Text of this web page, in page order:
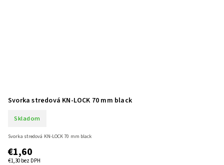
Svorka stredová KN-LOCK 70 mm black
Skladom
€1,30 bez DPH
€1,60
Svorka stredová KN-LOCK 70 mm black